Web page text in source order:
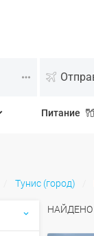
Питание
Тунис (город)
НАЙДЕНО